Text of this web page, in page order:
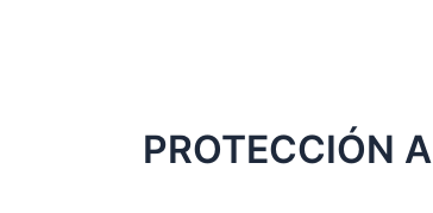
PROTECCIÓN